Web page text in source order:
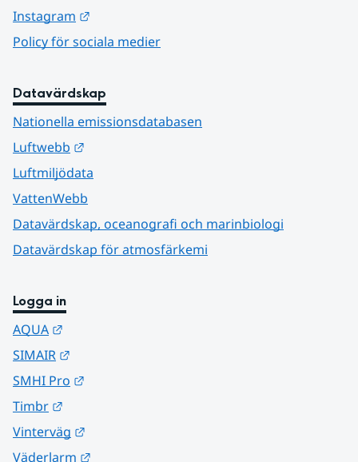
Instagram
Policy för sociala medier
Datavärdskap
Nationella emissionsdatabasen
Luftwebb
Luftmiljödata
VattenWebb
Datavärdskap, oceanografi och marinbiologi
Datavärdskap för atmosfärkemi
Logga in
AQUA
SIMAIR
SMHI Pro
Timbr
Vinterväg
Väderlarm